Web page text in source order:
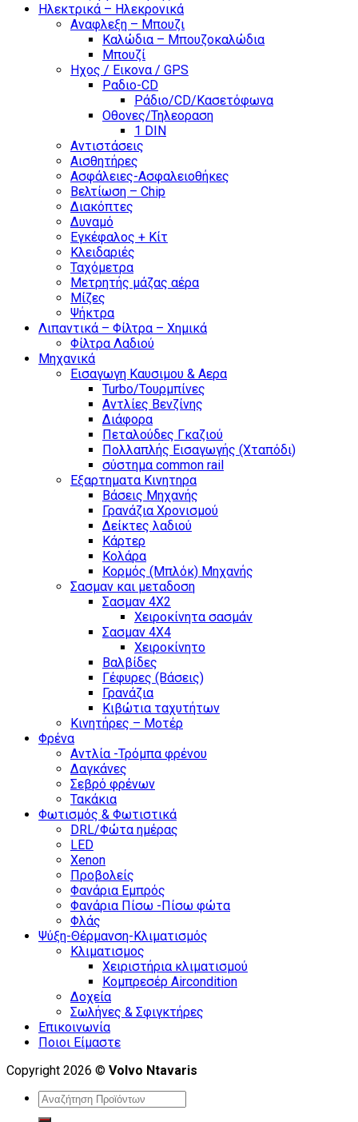
Ηλεκτρικά – Ηλεκρονικά
Αναφλεξη – Μπουζι
Καλώδια – Μπουζοκαλώδια
Μπουζί
Ηχος / Εικονα / GPS
Ραδιο-CD
Ράδιο/CD/Κασετόφωνα
Οθονες/Τηλεοραση
1 DIN
Αντιστάσεις
Αισθητήρες
Ασφάλειες-Ασφαλειοθήκες
Βελτίωση – Chip
Διακόπτες
Δυναμό
Εγκέφαλος + Κίτ
Κλειδαριές
Ταχόμετρα
Μετρητής μάζας αέρα
Μίζες
Ψήκτρα
Λιπαντικά – Φίλτρα – Χημικά
Φίλτρα Λαδιού
Μηχανικά
Εισαγωγη Καυσιμου & Αερα
Turbo/Τουρμπίνες
Αντλίες Βενζίνης
Διάφορα
Πεταλούδες Γκαζιού
Πολλαπλής Εισαγωγής (Χταπόδι)
σύστημα common rail
Εξαρτηματα Κινητηρα
Βάσεις Μηχανής
Γρανάζια Χρονισμού
Δείκτες λαδιού
Κάρτερ
Κολάρα
Κορμός (Μπλόκ) Μηχανής
Σασμαν και μεταδοση
Σασμαν 4Χ2
Χειροκίνητα σασμάν
Σασμαν 4Χ4
Χειροκίνητο
Βαλβίδες
Γέφυρες (Βάσεις)
Γρανάζια
Κιβώτια ταχυτήτων
Κινητήρες – Μοτέρ
Φρένα
Αντλία -Τρόμπα φρένου
Δαγκάνες
Σεβρό φρένων
Τακάκια
Φωτισμός & Φωτιστικά
DRL/Φώτα ημέρας
LED
Xenon
Προβολείς
Φανάρια Εμπρός
Φανάρια Πίσω -Πίσω φώτα
Φλάς
Ψύξη-Θέρμανση-Κλιματισμός
Κλιματισμος
Χειριστήρια κλιματισμού
Κομπρεσέρ Aircondition
Δοχεία
Σωλήνες & Σφιγκτήρες
Επικοινωνία
Ποιοι Είμαστε
Copyright 2026 © Volvo Ntavaris
Search